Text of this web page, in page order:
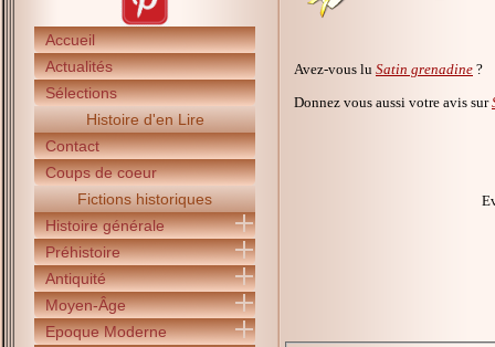
Accueil
Actualités
Sélections
Histoire d'en Lire
Contact
Coups de coeur
Fictions historiques
Histoire générale
Préhistoire
Antiquité
Moyen-Âge
Epoque Moderne
Avez-vous lu Satin grenadine ?
Donnez vous aussi votre avis sur